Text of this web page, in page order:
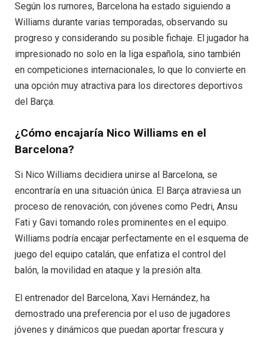
Según los rumores, Barcelona ha estado siguiendo a
Williams durante varias temporadas, observando su
progreso y considerando su posible fichaje. El jugador ha
impresionado no solo en la liga española, sino también
en competiciones internacionales, lo que lo convierte en
una opción muy atractiva para los directores deportivos
del Barça.
¿Cómo encajaría Nico Williams en el
Barcelona?
Si Nico Williams decidiera unirse al Barcelona, se
encontraría en una situación única. El Barça atraviesa un
proceso de renovación, con jóvenes como Pedri, Ansu
Fati y Gavi tomando roles prominentes en el equipo.
Williams podría encajar perfectamente en el esquema de
juego del equipo catalán, que enfatiza el control del
balón, la movilidad en ataque y la presión alta.
El entrenador del Barcelona, Xavi Hernández, ha
demostrado una preferencia por el uso de jugadores
jóvenes y dinámicos que puedan aportar frescura y